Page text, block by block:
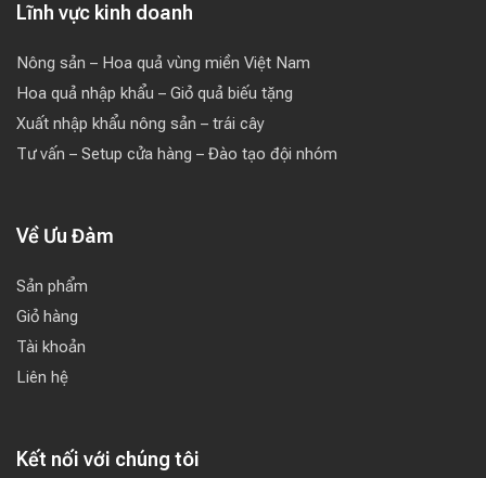
Lĩnh vực kinh doanh
Nông sản – Hoa quả vùng miền Việt Nam
Hoa quả nhập khẩu – Giỏ quả biếu tặng
Xuất nhập khẩu nông sản – trái cây
Tư vấn – Setup cửa hàng – Đào tạo đội nhóm
Về Ưu Đàm
Sản phẩm
Giỏ hàng
Tài khoản
Liên hệ
Kết nối với chúng tôi